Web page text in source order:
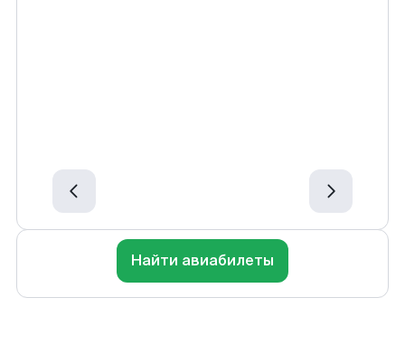
Найти авиабилеты